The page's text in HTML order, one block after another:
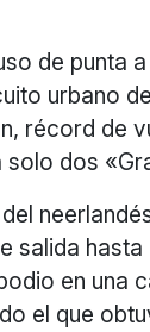
de punta
urbano
récord de
dos
salida
en una
el que